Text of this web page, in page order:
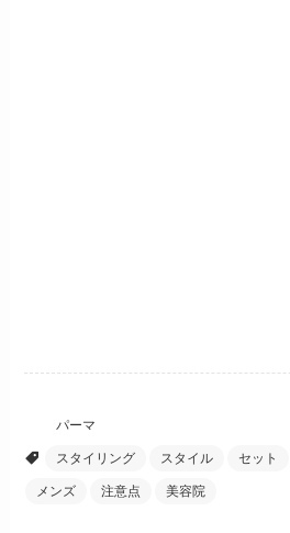
パーマ
スタイリング スタイル セット
メンズ 注意点 美容院